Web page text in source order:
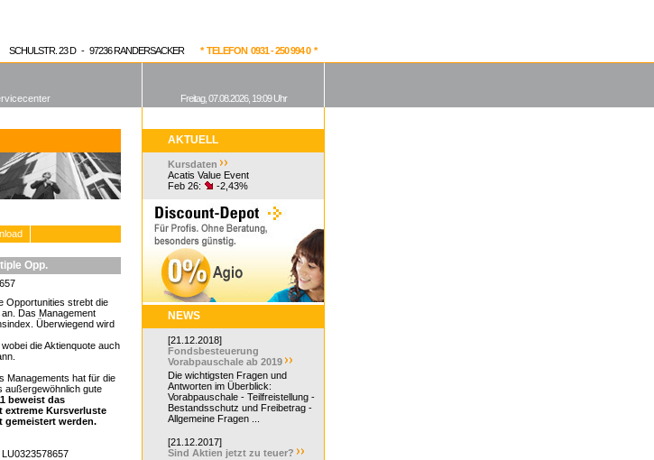
SCHULSTR. 23 D - 97236 RANDERSACKER * TELEFON 0931 - 250 994 0 *
Opp.
Opportunities strebt die
Das Management
Überwiegend wird
die Aktienquote auch
Managements hat für die
außergewöhnlich gute
beweist das
extreme Kursverluste
gemeistert werden.
LU0323578657
AKTUELL
Kursdaten
Acatis Value Event
Feb 26:
-2,43%
NEWS
[21.12.2018]
Fondsbesteuerung
Vorabpauschale ab 2019
Die wichtigsten Fragen und
Antworten im Überblick:
Vorabpauschale - Teilfreistellung -
Bestandsschutz und Freibetrag -
Allgemeine Fragen ...
[21.12.2017]
Sind Aktien jetzt zu teuer?
Freitag, 07.08.2026, 19:09 Uhr